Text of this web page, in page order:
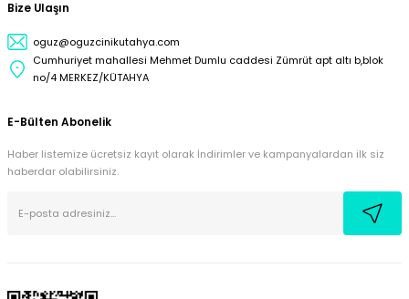
Bize Ulaşın
oguz@oguzcinikutahya.com
Cumhuriyet mahallesi Mehmet Dumlu caddesi Zümrüt apt altı b,blok
no/4 MERKEZ/KÜTAHYA
E-Bülten Abonelik
Haber listemize ücretsiz kayıt olarak İndirimler ve kampanyalardan ilk siz
haberdar olabilirsiniz.